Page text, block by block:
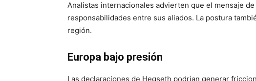
Analistas internacionales advierten que el mensaje
responsabilidades entre sus aliados. La postura
región.
Europa bajo presión
Las declaraciones de Hegseth podrían generar